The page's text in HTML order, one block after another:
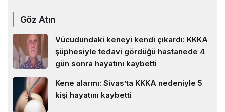
Göz Atın
Vücudundaki keneyi kendi çıkardı: KKKA
şüphesiyle tedavi gördüğü hastanede 4
gün sonra hayatını kaybetti
Kene alarmı: Sivas’ta KKKA nedeniyle 5
kişi hayatını kaybetti